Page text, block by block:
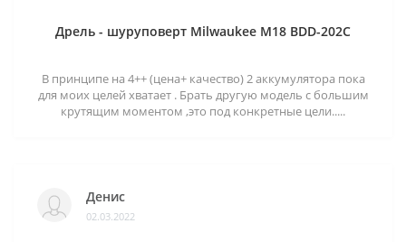
Дрель - шуруповерт Milwaukee M18 BDD-202C
В принципе на 4++ (цена+ качество) 2 аккумулятора пока
для моих целей хватает . Брать другую модель с большим
крутящим моментом ,это под конкретные цели.....
Денис
02.03.2022